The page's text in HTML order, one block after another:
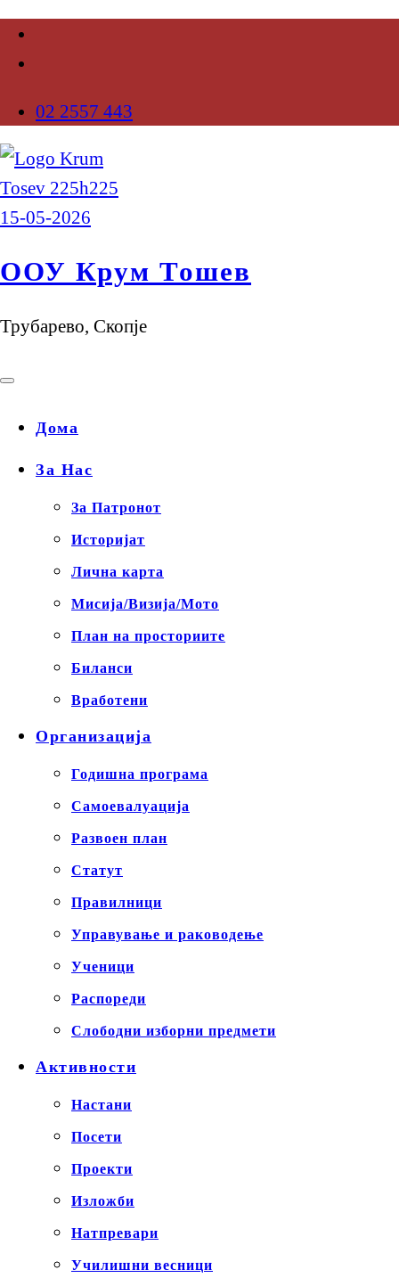
02 2557 443
ООУ Крум Тошев
Трубарево, Скопје
Дома
За Нас
За Патронот
Историјат
Лична карта
Мисија/Визија/Мото
План на просториите
Биланси
Вработени
Организација
Годишна програма
Самоевалуација
Развоен план
Статут
Правилници
Управување и раководење
Ученици
Распореди
Слободни изборни предмети
Активности
Настани
Посети
Проекти
Изложби
Натпревари
Училишни весници